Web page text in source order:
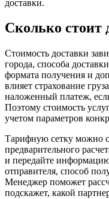
доставки.
Сколько стоит
Стоимость доставки
города, способа
формата получения и
влияет страхование
наложенный платеж,
Поэтому стоимость
учетом параметров
Тарифную сетку можно
предварительного
и передайте
отправителя, способ
Менеджер поможет
подскажет, какой